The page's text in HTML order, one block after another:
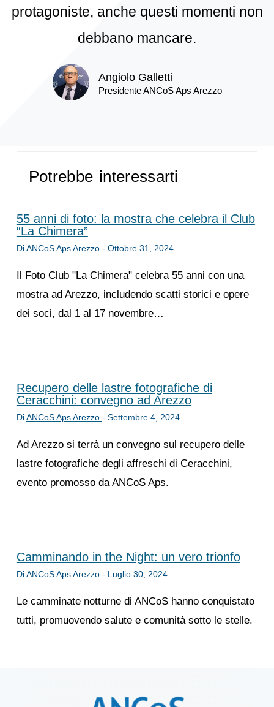
protagoniste, anche questi momenti non
debbano mancare.
Angiolo Galletti
Presidente ANCoS Aps Arezzo
Potrebbe interessarti
55 anni di foto: la mostra che celebra il Club
“La Chimera”
DiANCoS Aps Arezzo - Ottobre 31, 2024
Il Foto Club "La Chimera" celebra 55 anni con una
mostra ad Arezzo, includendo scatti storici e opere
dei soci, dal 1 al 17 novembre…
Recupero delle lastre fotografiche di
Ceracchini: convegno ad Arezzo
DiANCoS Aps Arezzo - Settembre 4, 2024
Ad Arezzo si terrà un convegno sul recupero delle
lastre fotografiche degli affreschi di Ceracchini,
evento promosso da ANCoS Aps.
Camminando in the Night: un vero trionfo
DiANCoS Aps Arezzo - Luglio 30, 2024
Le camminate notturne di ANCoS hanno conquistato
tutti, promuovendo salute e comunità sotto le stelle.